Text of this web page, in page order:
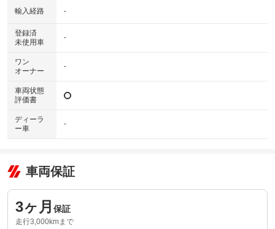
輸入経路 -
登録済
未使用車
-
ワン
オーナー
-
車両状態
評価書
ディーラ
ー車
-
車両保証
3ヶ月 保証
走行3,000kmまで